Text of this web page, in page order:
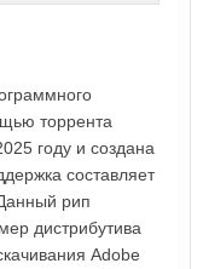
торрента
году и создана
составляет
рип
дистрибутива
Adobe